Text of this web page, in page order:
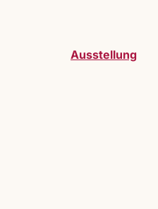
Ausstellung